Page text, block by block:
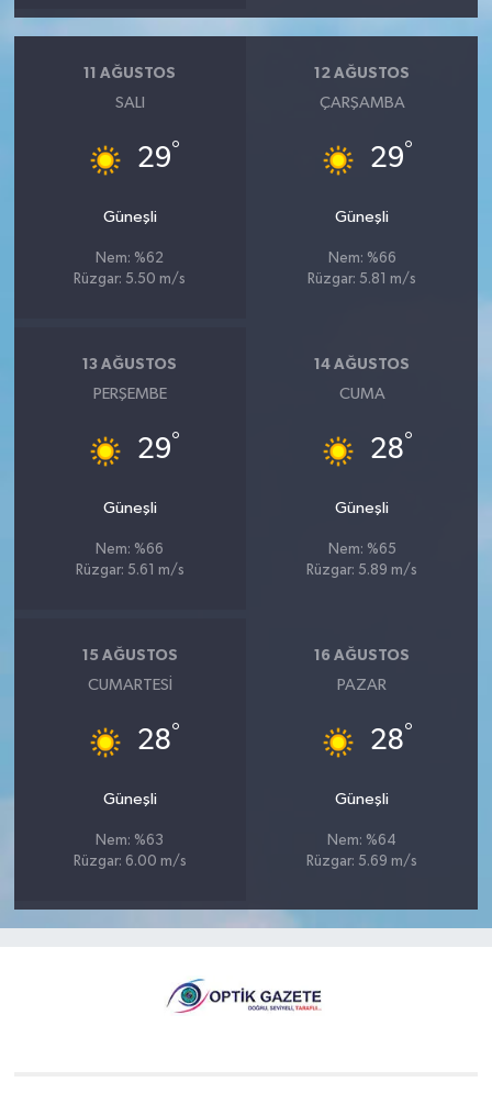
11 AĞUSTOS
SALI
29°
Güneşli
Nem: %62
Rüzgar: 5.50 m/s
12 AĞUSTOS
ÇARŞAMBA
29°
Güneşli
Nem: %66
Rüzgar: 5.81 m/s
13 AĞUSTOS
PERŞEMBE
29°
Güneşli
Nem: %66
Rüzgar: 5.61 m/s
14 AĞUSTOS
CUMA
28°
Güneşli
Nem: %65
Rüzgar: 5.89 m/s
15 AĞUSTOS
CUMARTESI
28°
Güneşli
Nem: %63
Rüzgar: 6.00 m/s
16 AĞUSTOS
PAZAR
28°
Güneşli
Nem: %64
Rüzgar: 5.69 m/s